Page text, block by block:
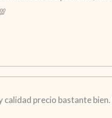
calidad precio bastante